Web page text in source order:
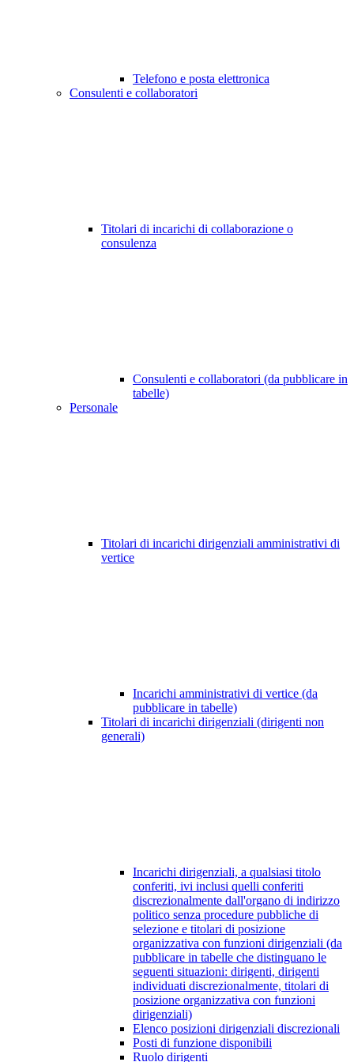
Telefono e posta elettronica
Consulenti e collaboratori
Titolari di incarichi di collaborazione o
consulenza
Consulenti e collaboratori (da pubblicare in
tabelle)
Personale
Titolari di incarichi dirigenziali amministrativi di
vertice
Incarichi amministrativi di vertice (da
pubblicare in tabelle)
Titolari di incarichi dirigenziali (dirigenti non
generali)
Incarichi dirigenziali, a qualsiasi titolo
conferiti, ivi inclusi quelli conferiti
discrezionalmente dall'organo di indirizzo
politico senza procedure pubbliche di
selezione e titolari di posizione
organizzativa con funzioni dirigenziali (da
pubblicare in tabelle che distinguano le
seguenti situazioni: dirigenti, dirigenti
individuati discrezionalmente, titolari di
posizione organizzativa con funzioni
dirigenziali)
Elenco posizioni dirigenziali discrezionali
Posti di funzione disponibili
Ruolo dirigenti